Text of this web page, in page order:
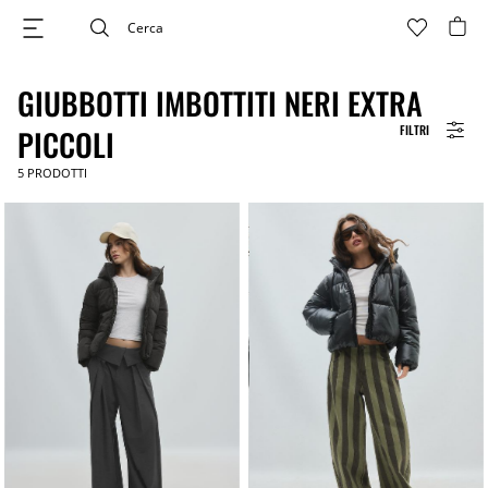
FILTRI
GIUBBOTTI IMBOTTITI NERI EXTRA
PICCOLI
5 PRODOTTI